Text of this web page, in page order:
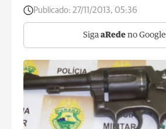
Publicado: 27/11/2013, 05:36
Siga aRede no Google